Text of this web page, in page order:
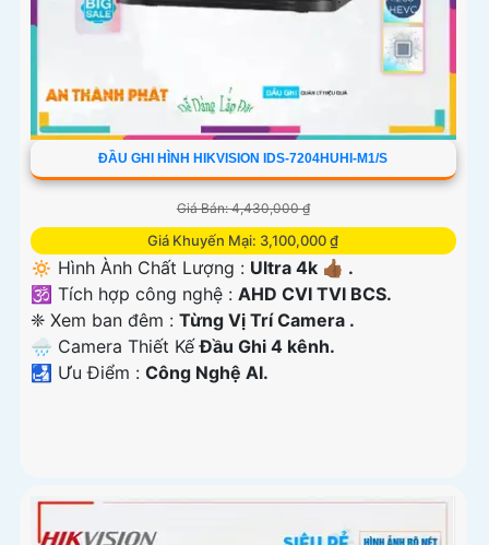
ĐẦU GHI HÌNH HIKVISION IDS-7204HUHI-M1/S
Giá Bán: 4,430,000 ₫
Giá Khuyến Mại: 3,100,000 ₫
🔅 Hình Ành Chất Lượng : Ultra 4k 👍🏾 .
🕉️ Tích hợp công nghệ : AHD CVI TVI BCS.
❈ Xem ban đêm : Từng Vị Trí Camera .
🌧️ Camera Thiết KếĐầu Ghi 4 kênh.
️🛃 Ưu Điểm : Công Nghệ AI.